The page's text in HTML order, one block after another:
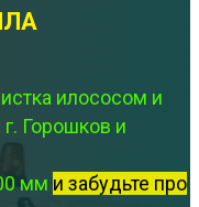
илососом и
Горошков и
мм и забудьте про